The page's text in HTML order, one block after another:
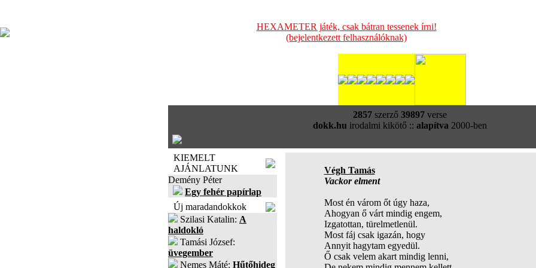
HEXAMETER játék, csak bátran tessenek írni!
(bejelentkezett felhasználóknak)
2857szerző 39897verse
dokk.hu irodalmi kikötő :: alapítva 2000-ben
KIEMELT
AJÁNLATUNK
Demény Péter
Egy fehér papírlap
Új maradandokkok
Szilasi Katalin: A
haldokló
Tamási József:
üvegember
Nemes Máté: Hűtőhideg
Végh Tamás
Vackor elment
Most én várom őt úgy haza,
Ahogyan ő várt mindig engem,
Izgatottan, türelmetlenül.
Most fáj csak igazán, hogy
Annyit hagytam egyedül.
Ő csak velem akart mindig lenni,